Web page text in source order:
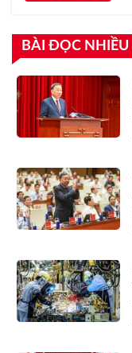
BÀI ĐỌC NHIỀU